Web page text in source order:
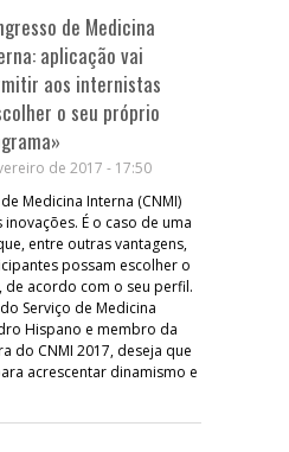
de Medicina
aplicação vai
aos internistas
o seu próprio
de 2017 - 17:50
Medicina Interna (CNMI)
É o caso de uma
entre outras vantagens,
possam escolher o
acordo com o seu perfil.
Serviço de Medicina
Hispano e membro da
do CNMI 2017, deseja que
acrescentar dinamismo e